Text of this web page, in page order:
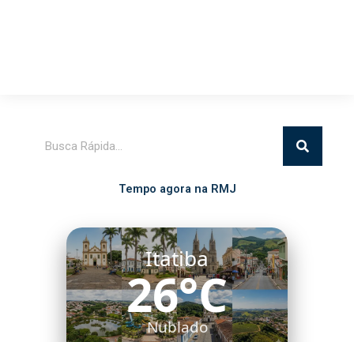
Tempo agora na RMJ
Itatiba
26°C
Nublado